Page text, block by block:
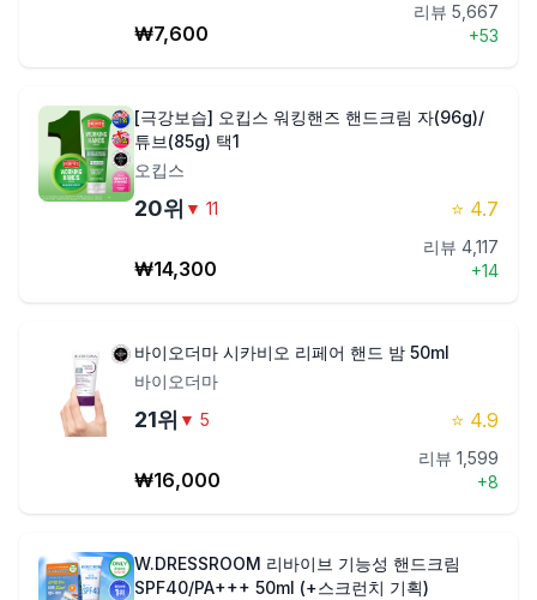
₩7,600
리뷰 5,667
+53
[극강보습] 오킵스 워킹핸즈 핸드크림 자(96g)/
튜브(85g) 택1
오킵스
20위 ▼ 11 ⭐ 4.7
₩14,300
리뷰 4,117
+14
바이오더마 시카비오 리페어 핸드 밤 50ml
바이오더마
21위 ▼ 5 ⭐ 4.9
₩16,000
리뷰 1,599
+8
W.DRESSROOM 리바이브 기능성 핸드크림
SPF40/PA+++ 50ml (+스크런치 기획)